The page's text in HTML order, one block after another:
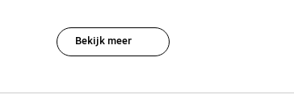
Bekijk meer